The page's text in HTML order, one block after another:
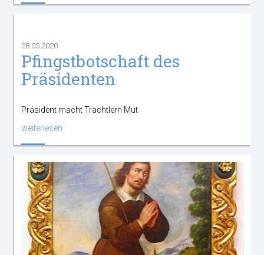
28.05.2020
Pfingstbotschaft des
Präsidenten
Präsident macht Trachtlern Mut
weiterlesen